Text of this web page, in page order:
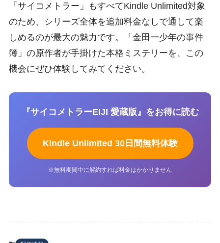
「サイコメトラー」もすべてKindle Unlimited対象
のため、シリーズ全体を追加料金なしで通して楽
しめるのが最大の魅力です。「金田一少年の事件
簿」の原作者が手掛けた本格ミステリーを、この
機会にぜひ体験してみてください。
『サイコメトラーEIJI 愛蔵版』をお得に読む
Kindle Unlimited 30日間無料体験
※無料期間中に解約すれば料金はかかりません